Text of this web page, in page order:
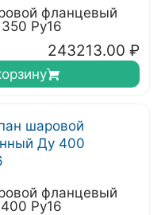
фланцевый
Ру16
243213.00 ₽
фланцевый
Ру16